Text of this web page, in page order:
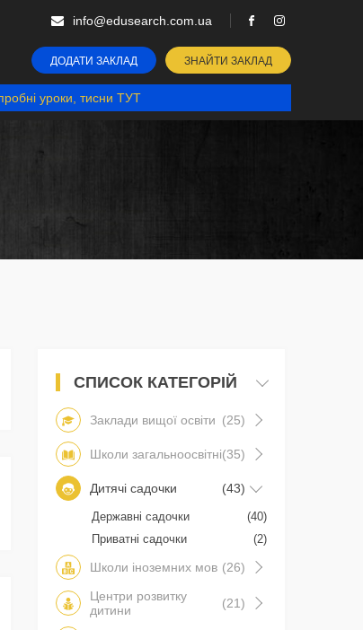
info@edusearch.com.ua
ДОДАТИ ЗАКЛАД ЗНАЙТИ ЗАКЛАД
уроки, тисни ТУТ
СПИСОК КАТЕГОРІЙ
Заклади вищої освіти (25)
Школи загальноосвітні(35)
Дитячі садочки (43)
Державні садочки
(40)
Приватні садочки
(2)
Школи іноземних мов (26)
Центри розвитку
дитини
(21)